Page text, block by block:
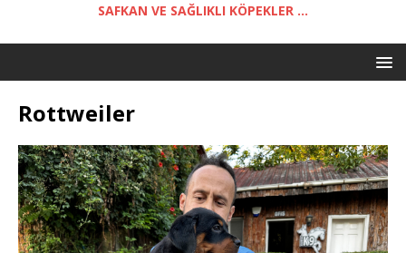
SAFKAN VE SAĞLIKLI KÖPEKLER ...
Rottweiler